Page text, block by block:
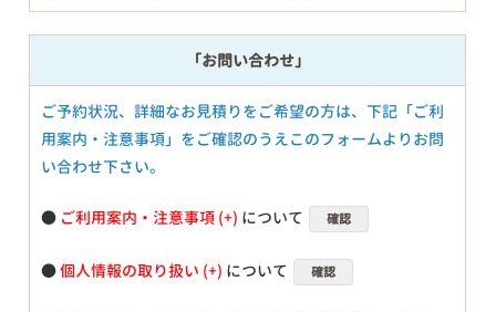
「お問い合わせ」
ご予約状況、詳細なお見積りをご希望の方は、下記「ご利
用案内・注意事項」をご確認のうえこのフォームよりお問
い合わせ下さい。
● ご利用案内・注意事項 について 確認
●個人情報の取り扱い について 確認